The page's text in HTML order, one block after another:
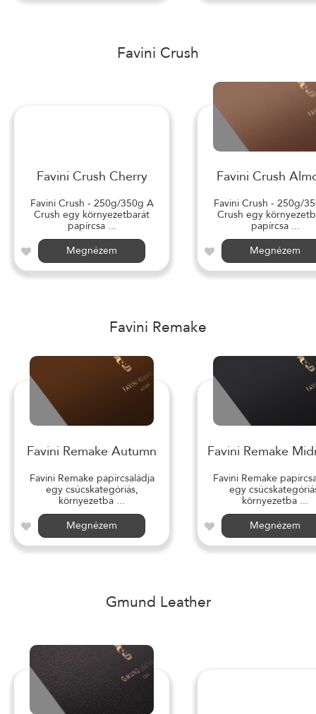
Favini Crush
Favini Crush Cherry
Favini Crush - 250g/350g A
Crush egy környezetbarát
papírcsa ...
Megnézem
Favini Crush
Favini Crush - 250g/
Crush egy
papírcsa ...
Megnézem
Favini Remake
Favini Remake Autumn
Favini Remake papírcsaládja
egy csúcskategóriás,
környezetba ...
Megnézem
Favini Remake
Favini Remake
egy
környezetba ...
Megnézem
Gmund Leather